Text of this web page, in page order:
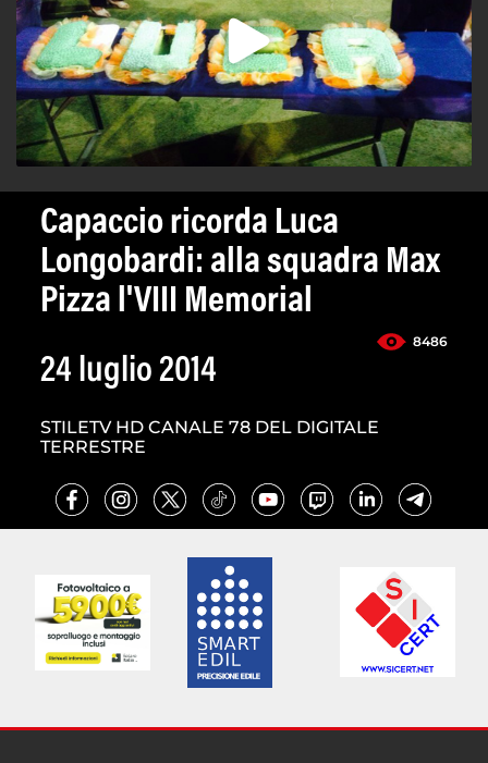
Capaccio ricorda Luca
Longobardi: alla squadra Max
Pizza l'VIII Memorial
8486
24 luglio 2014
STILETV HD CANALE 78 DEL DIGITALE
TERRESTRE